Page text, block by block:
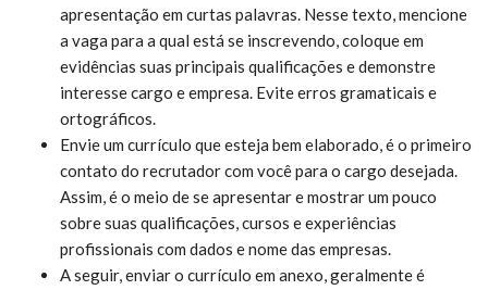
apresentação em curtas palavras. Nesse texto, mencione
a vaga para a qual está se inscrevendo, coloque em
evidências suas principais qualificações e demonstre
interesse cargo e empresa. Evite erros gramaticais e
ortográficos.
Envie um currículo que esteja bem elaborado, é o primeiro
contato do recrutador com você para o cargo desejada.
Assim, é o meio de se apresentar e mostrar um pouco
sobre suas qualificações, cursos e experiências
profissionais com dados e nome das empresas.
A seguir, enviar o currículo em anexo, geralmente é